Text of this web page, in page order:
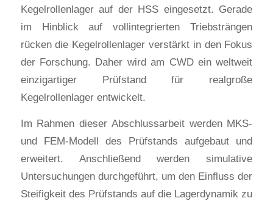
Kegelrollenlager auf der HSS eingesetzt. Gerade
im Hinblick auf vollintegrierten Triebsträngen
rücken die Kegelrollenlager verstärkt in den Fokus
der Forschung. Daher wird am CWD ein weltweit
einzigartiger Prüfstand für realgroße
Kegelrollenlager entwickelt.
Im Rahmen dieser Abschlussarbeit werden MKS-
und FEM-Modell des Prüfstands aufgebaut und
erweitert. Anschließend werden simulative
Untersuchungen durchgeführt, um den Einfluss der
Steifigkeit des Prüfstands auf die Lagerdynamik zu